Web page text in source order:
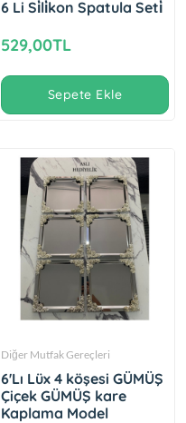
6 Li Si̇li̇kon Spatula Seti̇
529,00TL
Sepete Ekle
Diğer Mutfak Gereçleri
6'Lı Lüx 4 köşesi GÜMÜŞ
Çiçek GÜMÜŞ kare
Kaplama Model